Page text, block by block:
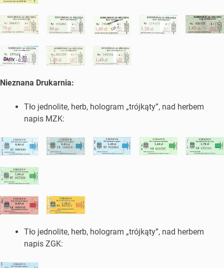
Nieznana Drukarnia:
Tło jednolite, herb, hologram „trójkąty”, nad herbem
napis MZK:
Tło jednolite, herb, hologram „trójkąty”, nad herbem
napis ZGK: